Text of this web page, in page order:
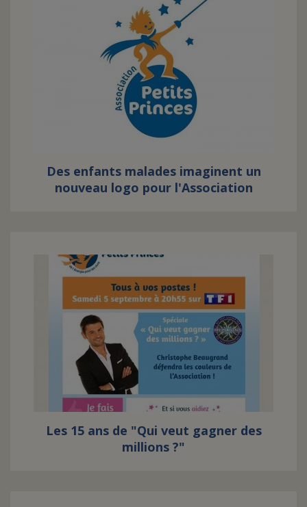
Des enfants malades imaginent un
nouveau logo pour l'Association
Les 15 ans de "Qui veut gagner des
millions ?"